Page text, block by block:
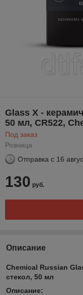
Glass X -
50 мл, CR522,
Под заказ
Розница
Отправка с 16
130 руб.
Описание
Chemical Russian
стекол, 50 мл
Описание: